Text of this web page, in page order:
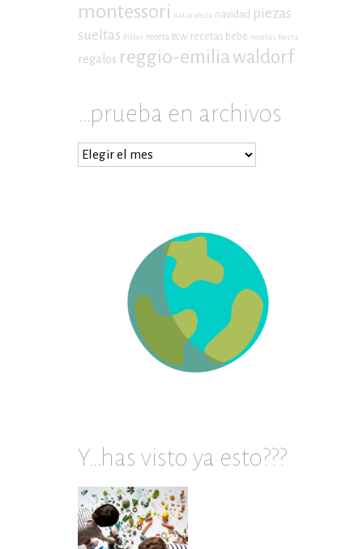
montessori naturaleza navidad piezas
sueltas Pikler receta BLW recetas bebe recetas fiesta
regalos reggio-emilia waldorf
…prueba en archivos
…
Y…has visto ya esto???